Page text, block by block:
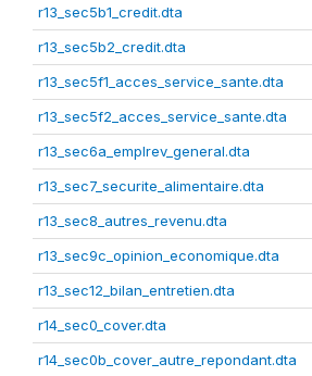
r13_sec5b1_credit.dta
r13_sec5b2_credit.dta
r13_sec5f1_acces_service_sante.dta
r13_sec5f2_acces_service_sante.dta
r13_sec6a_emplrev_general.dta
r13_sec7_securite_alimentaire.dta
r13_sec8_autres_revenu.dta
r13_sec9c_opinion_economique.dta
r13_sec12_bilan_entretien.dta
r14_sec0_cover.dta
r14_sec0b_cover_autre_repondant.dta